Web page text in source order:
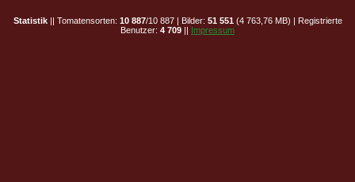
Statistik|| Tomatensorten: 10 887/10 887 | Bilder: 51 551 (4 763,76 MB) | Registrierte
Benutzer: 4 709 || Impressum